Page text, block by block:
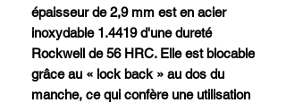
épaisseur de 2,9 mm est en acier
inoxydable 1.4419 d'une dureté
Rockwell de 56 HRC. Elle est blocable
grâce au « lock back » au dos du
manche, ce qui confère une utilisation